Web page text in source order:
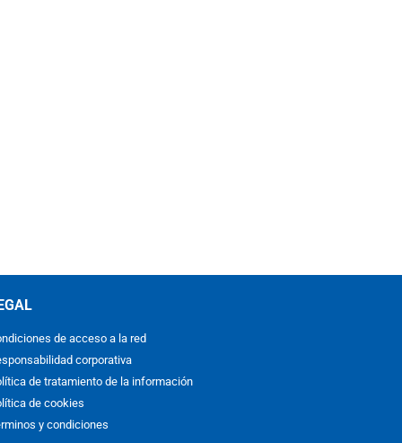
de acceso a la red
corporativa
de tratamiento de la información
de cookies
y condiciones